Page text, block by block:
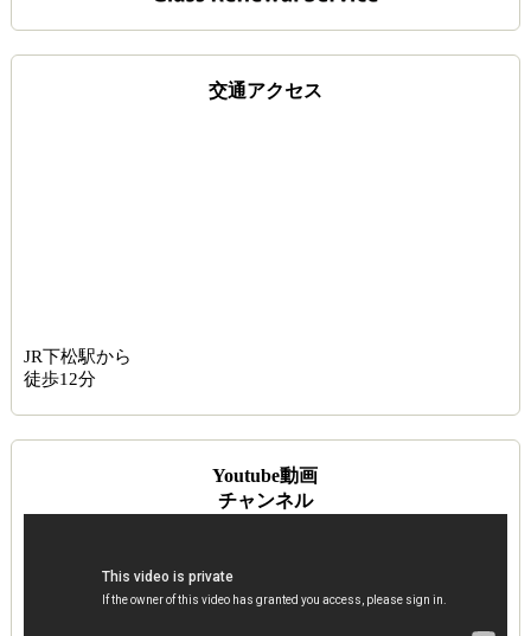
交通アクセス
JR下松駅から
徒歩12分
Youtube動画
チャンネル